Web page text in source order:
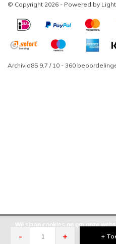
- + +
© Copyright 2026 - Powered by
Archivio85 9,7 / 10 - 360
Wij slaan cookies op om onze